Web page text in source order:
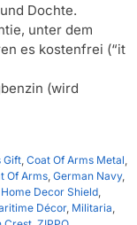
Dochte.
unter dem
es kostenfrei (“it
(wird
Gift, Coat Of Arms Metal,
Of Arms, German Navy,
Home Decor Shield,
Décor, Militaria,